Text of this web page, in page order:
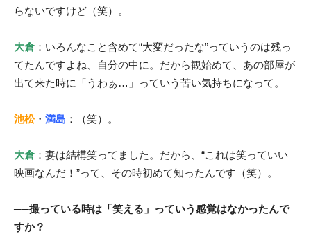
らないですけど（笑）。
大倉：いろんなこと含めて“大変だったな”っていうのは残っ
てたんですよね、自分の中に。だから観始めて、あの部屋が
出て来た時に「うわぁ…」っていう苦い気持ちになって。
池松・ 満島 ：（笑）。
大倉：妻は結構笑ってました。だから、“これは笑っていい
映画なんだ！”って、その時初めて知ったんです（笑）。
──撮っている時は「笑える」っていう感覚はなかったんで
すか？